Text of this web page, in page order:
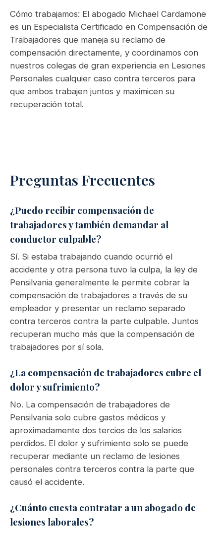
Cómo trabajamos: El abogado Michael Cardamone
es un Especialista Certificado en Compensación de
Trabajadores que maneja su reclamo de
compensación directamente, y coordinamos con
nuestros colegas de gran experiencia en Lesiones
Personales cualquier caso contra terceros para
que ambos trabajen juntos y maximicen su
recuperación total.
Preguntas Frecuentes
¿Puedo recibir compensación de
trabajadores y también demandar al
conductor culpable?
Sí. Si estaba trabajando cuando ocurrió el
accidente y otra persona tuvo la culpa, la ley de
Pensilvania generalmente le permite cobrar la
compensación de trabajadores a través de su
empleador y presentar un reclamo separado
contra terceros contra la parte culpable. Juntos
recuperan mucho más que la compensación de
trabajadores por sí sola.
¿La compensación de trabajadores cubre el
dolor y sufrimiento?
No. La compensación de trabajadores de
Pensilvania solo cubre gastos médicos y
aproximadamente dos tercios de los salarios
perdidos. El dolor y sufrimiento solo se puede
recuperar mediante un reclamo de lesiones
personales contra terceros contra la parte que
causó el accidente.
¿Cuánto cuesta contratar a un abogado de
lesiones laborales?